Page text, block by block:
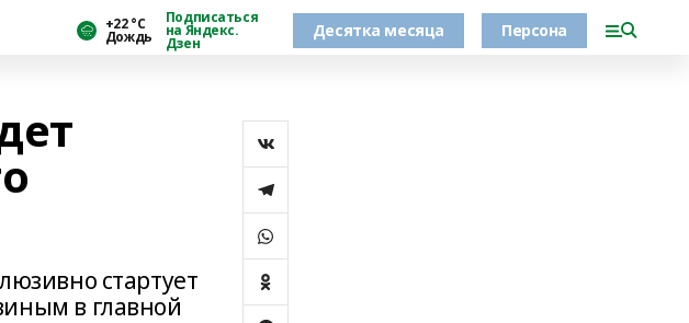
+22 °С
Дождь
Подписаться
на Яндекс.
Дзен
Десятка месяца Персона
стартует
в главной